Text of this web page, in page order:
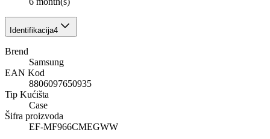
Identifikacija4
Brend
Samsung
EAN Kod
8806097650935
Tip Kućišta
Case
Šifra proizvoda
EF-MF966CMEGWW